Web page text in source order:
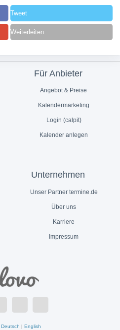
Tweet
Weiterleiten
Für Anbieter
Angebot & Preise
Kalendermarketing
Login (calpit)
Kalender anlegen
Unternehmen
Unser Partner termine.de
Über uns
Karriere
Impressum
Deutsch | English